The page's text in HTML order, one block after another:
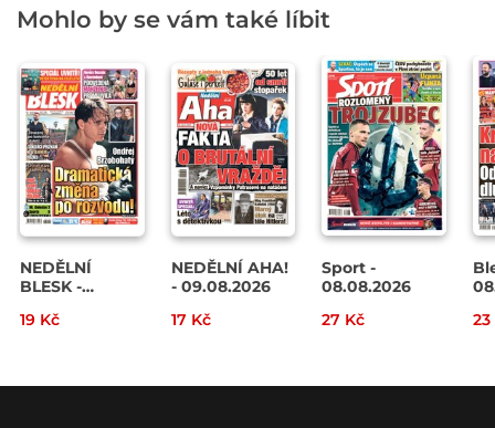
Mohlo by se vám také líbit
NEDĚLNÍ
BLESK -
19 Kč
NEDĚLNÍ AHA!
- 09.08.2026
17 Kč
Sport -
08.08.2026
27 Kč
23